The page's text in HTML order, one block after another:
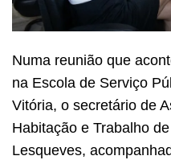
Numa reunião que
na Escola de Serviço
Vitória, o secretário de
Habitação e Trabalho
Lesqueves,